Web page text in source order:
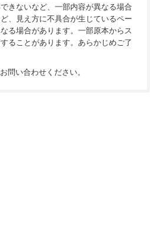
きないなど、一部内容が異なる場合
、見え方に不具合が生じているペー
る場合があります。一部原本からス
ることがあります。あらかじめご了
問い合わせください。